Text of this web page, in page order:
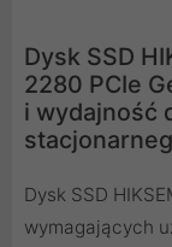
Dysk SSD
2280 PCIe
i wydajność
Dysk SSD
wymagających